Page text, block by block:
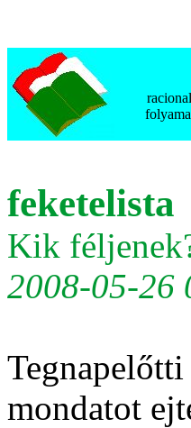
feketelista
Kik
2008-05-26
mondatot